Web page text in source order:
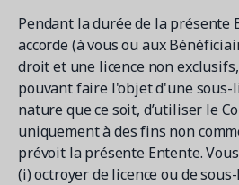
Pendant la durée de la présente
accorde (à vous ou aux
droit et une licence non
pouvant faire l'objet d'une sous-
nature que ce soit, d’utiliser le
uniquement à des fins non
prévoit la présente Entente.
(i) octroyer de licence ou de